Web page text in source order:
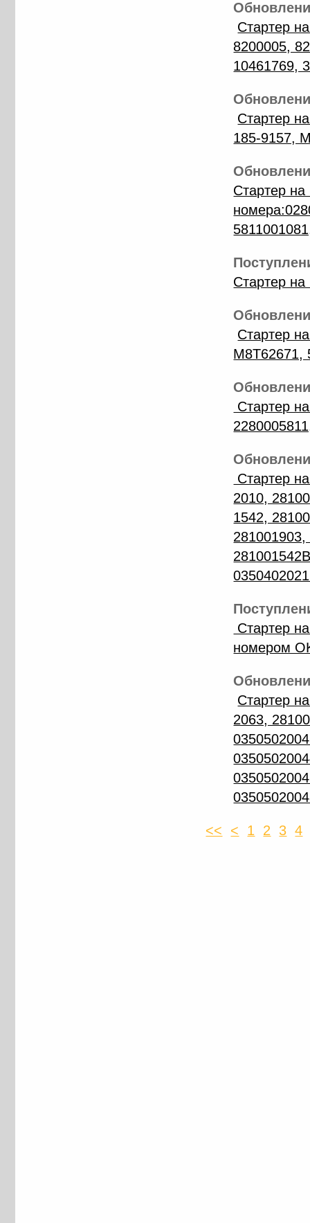
Стартер
8200005,
10461769,
Стартер
185-9157,
Стартер
Стартер
Стартер
M8T62671,
Стартер
Стартер
2010,
1542,
Стартер
номером
Стартер
2063,
<< < 1 2 3 4